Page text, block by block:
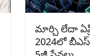
మార్చి లేదా
2024లో